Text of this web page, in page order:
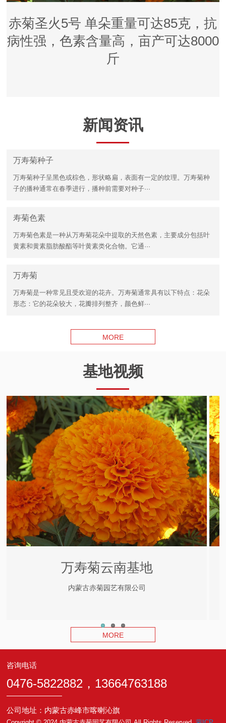
赤菊圣火5号 单朵重量可达85克，抗
病性强，色素含量高，亩产可达8000
斤
新闻资讯
万寿菊种子
万寿菊种子呈黑色或棕色，形状略扁，表面有一定的纹理。万寿菊种
子的播种通常在春季进行，播种前需要对种子···
寿菊色素
万寿菊色素是一种从万寿菊花朵中提取的天然色素，主要成分包括叶
黄素和黄素脂肪酸酯等叶黄素类化合物。它通···
万寿菊
万寿菊是一种常见且受欢迎的花卉。万寿菊通常具有以下特点：花朵
形态：它的花朵较大，花瓣排列整齐，颜色鲜···
MORE
基地视频
万寿菊云南基地
内蒙古赤菊园艺有限公司
MORE
咨询电话
0476-5822882，13664763188
公司地址：内蒙古赤峰市喀喇沁旗